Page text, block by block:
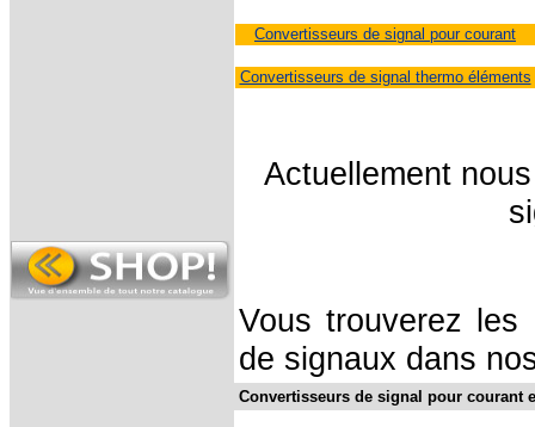
Convertisseurs de signal pour courant
Convertisseurs de signal thermo éléments
Actuellement
Vous trouverez les
de signaux dans
Convertisseurs de signal pour courant